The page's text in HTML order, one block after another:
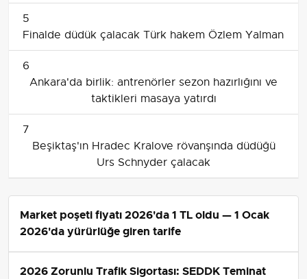
5
Finalde düdük çalacak Türk hakem Özlem Yalman
6
Ankara'da birlik: antrenörler sezon hazırlığını ve
taktikleri masaya yatırdı
7
Beşiktaş'ın Hradec Kralove rövanşında düdüğü
Urs Schnyder çalacak
Market poşeti fiyatı 2026'da 1 TL oldu — 1 Ocak
2026'da yürürlüğe giren tarife
2026 Zorunlu Trafik Sigortası: SEDDK Teminat